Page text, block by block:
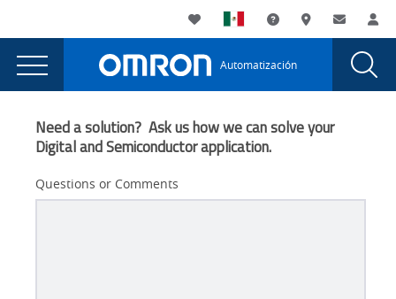
currently
viewing
the
fabricación
inteligente
Utility
Navigation
My List Soporte DóndeContacto
Main
Navigation
Automatización
Soluciones
fabricación
inteligente
Need a solution? Ask us how we can solve your
Digital and Semiconductor application.
Questions or Comments